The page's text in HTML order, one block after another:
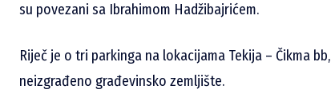
su povezani sa Ibrahimom Hadžibajrićem.
Riječ je o tri parkinga na lokacijama Tekija – Čikma
neizgrađeno građevinsko zemljište.